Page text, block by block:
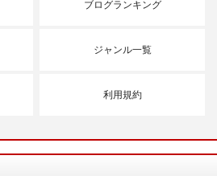
ブログランキング
ジャンル一覧
利用規約